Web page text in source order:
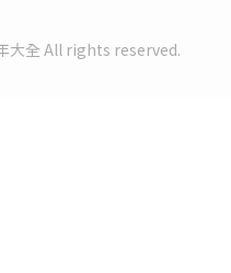
大全 All rights reserved.